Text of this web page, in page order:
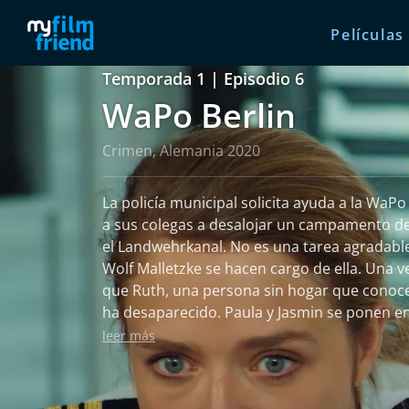
Películas
Temporada 1 | Episodio 6
WaPo Berlin
Crimen, Alemania 2020
La policía municipal solicita ayuda a la
a sus colegas a desalojar un campamento
el Landwehrkanal. No es una tarea
Wolf Malletzke se hacen cargo de ella. Una
que Ruth, una persona sin hogar que
ha desaparecido. Paula y Jasmin se ponen
Maroth, la hija de Ruth, una política local a
mejores posibilidades para el cargo de
Sin embargo, resulta que madre e hija no se
Cuando de repente se encuentra el
leer más